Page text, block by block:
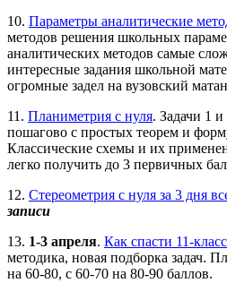
10. Параметры аналитические
методов решения школьных
аналитических методов самые
интересные задания школьной
огромные задел на вузовский
11. Планиметрия с нуля. Задачи 1
пошагово с простых теорем и
Классические схемы и их
легко получить до 3 первичных
12. Стереометрия с нуля за 3 дня
записи
13. 1-3 апреля. Как спасти 11-
методика, новая подборка задач.
на 60-80, с 60-70 на 80-90 баллов.